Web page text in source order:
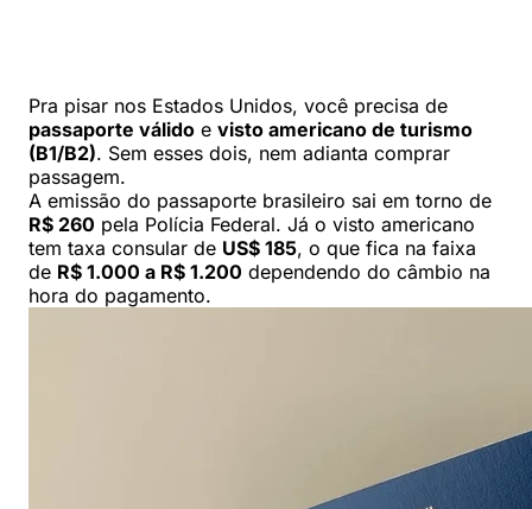
Pra pisar nos Estados Unidos, você precisa de
passaporte válido e visto americano de turismo
(B1/B2). Sem esses dois, nem adianta comprar
passagem.
A emissão do passaporte brasileiro sai em torno de
R$ 260 pela Polícia Federal. Já o visto americano
tem taxa consular de US$ 185, o que fica na faixa
de R$ 1.000 a R$ 1.200 dependendo do câmbio na
hora do pagamento.